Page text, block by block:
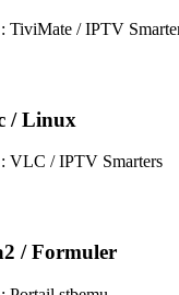
TiviMate / IPTV
/ Linux
VLC / IPTV Smarters
/ Formuler